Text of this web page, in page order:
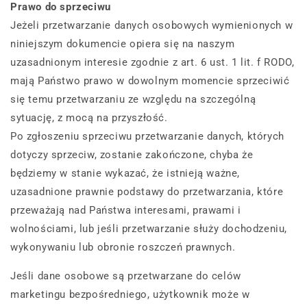
Prawo do sprzeciwu
Jeżeli przetwarzanie danych osobowych wymienionych w
niniejszym dokumencie opiera się na naszym
uzasadnionym interesie zgodnie z art. 6 ust. 1 lit. f RODO,
mają Państwo prawo w dowolnym momencie sprzeciwić
się temu przetwarzaniu ze względu na szczególną
sytuację, z mocą na przyszłość.
Po zgłoszeniu sprzeciwu przetwarzanie danych, których
dotyczy sprzeciw, zostanie zakończone, chyba że
będziemy w stanie wykazać, że istnieją ważne,
uzasadnione prawnie podstawy do przetwarzania, które
przeważają nad Państwa interesami, prawami i
wolnościami, lub jeśli przetwarzanie służy dochodzeniu,
wykonywaniu lub obronie roszczeń prawnych.
Jeśli dane osobowe są przetwarzane do celów
marketingu bezpośredniego, użytkownik może w